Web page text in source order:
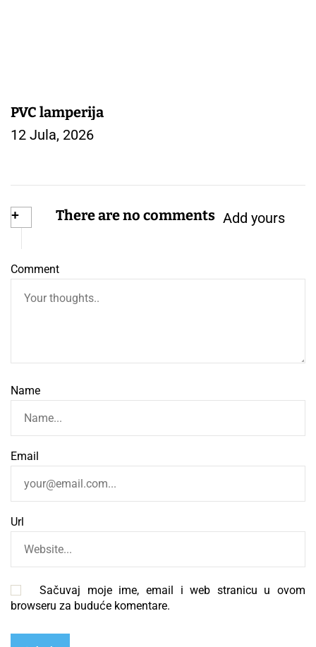
PVC lamperija
12 Jula, 2026
+ There are no comments Add yours
Comment
Name
Email
Url
Sačuvaj moje ime, email i web stranicu u ovom
browseru za buduće komentare.